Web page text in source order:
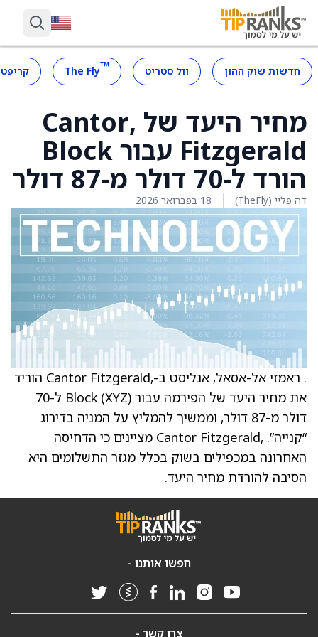
חדשות שוק ההון וול סטריט ™
The Fly
מחיר היעד של ,Cantor
Fitzgerald עבור Block
הורד ל-70 דולר מ-87 דולר
דה פליי (TheFly) 18 בפברואר 2026
. ראמזי אל-אסאל, אנליסט ב-,Cantor Fitzgerald הוריד
את מחיר היעד של הפירמה עבור Block (XYZ) ל-70
דולר מ-87 דולר, וממשיך להמליץ על המניה בדירוג
“קנייה”. ,Cantor Fitzgerald מציינים כי הדחיסה
האחרונה במכפילים בשוק בכלל מגזר התשלומים היא
הסיבה להורדת מחיר היעד.
חפשו אותנו -
צרו קשר -